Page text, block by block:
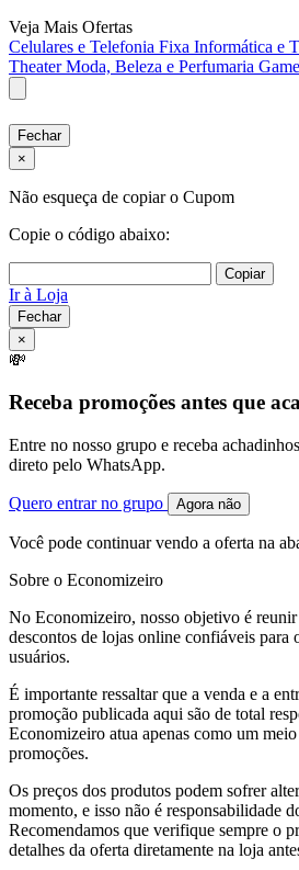
Veja Mais Ofertas
Celulares e Telefonia Fixa Informática e
TheaterModa, Beleza e Perfumaria
Fechar
×
Não esqueça de copiar o Cupom
Copie o código abaixo:
Copiar
Ir à Loja
Fechar
×
💸
Receba promoções antes que
Entre no nosso grupo e receba
direto pelo WhatsApp.
Quero entrar no grupo Agora não
Você pode continuar vendo a oferta na
Sobre o Economizeiro
No Economizeiro, nosso objetivo é reunir
descontos de lojas online confiáveis para
usuários.
É importante ressaltar que a venda e a
promoção publicada aqui são de total
Economizeiro atua apenas como um
promoções.
Os preços dos produtos podem sofrer
momento, e isso não é responsabilidade
Recomendamos que verifique sempre o
detalhes da oferta diretamente na loja